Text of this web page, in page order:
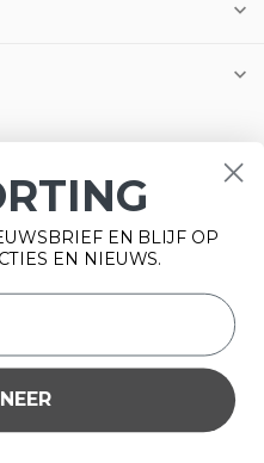
Bonsai Plaza
te verbeteren. Is dat
EN BLIJF OP
EN NIEUWS.